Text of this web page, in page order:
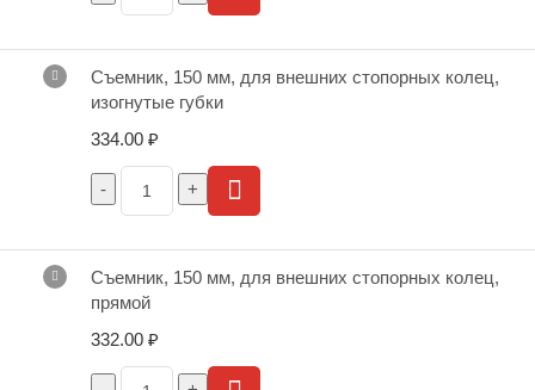
Съемник, 150 мм, для внешних стопорных колец,
изогнутые губки
334.00 ₽
Съемник, 150 мм, для внешних стопорных колец,
прямой
332.00 ₽